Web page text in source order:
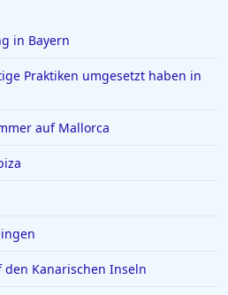
in Bayern
Praktiken umgesetzt haben in
auf Mallorca
Kanarischen Inseln